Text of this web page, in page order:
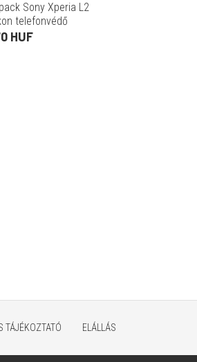
Sony Xperia L2
telefonvédő
sarok, szálcsiszolt,
HUF
TÁJÉKOZTATÓ ELÁLLÁS